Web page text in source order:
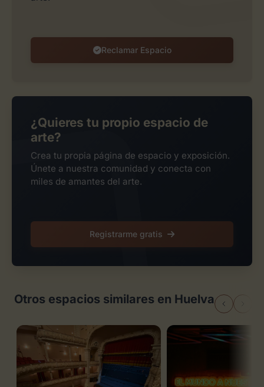
Reclamar Espacio
¿Quieres tu propio espacio de
arte?
Crea tu propia página de espacio y exposición.
Únete a nuestra comunidad y conecta con
miles de amantes del arte.
Registrarme gratis
Otros espacios similares en Huelva